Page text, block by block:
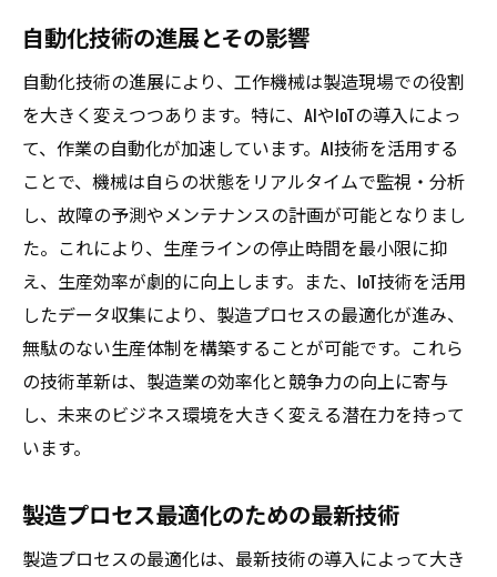
自動化技術の進展とその影響
自動化技術の進展により、工作機械は製造現場での役割
を大きく変えつつあります。特に、AIやIoTの導入によっ
て、作業の自動化が加速しています。AI技術を活用する
ことで、機械は自らの状態をリアルタイムで監視・分析
し、故障の予測やメンテナンスの計画が可能となりまし
た。これにより、生産ラインの停止時間を最小限に抑
え、生産効率が劇的に向上します。また、IoT技術を活用
したデータ収集により、製造プロセスの最適化が進み、
無駄のない生産体制を構築することが可能です。これら
の技術革新は、製造業の効率化と競争力の向上に寄与
し、未来のビジネス環境を大きく変える潜在力を持って
います。
製造プロセス最適化のための最新技術
製造プロセスの最適化は、最新技術の導入によって大き